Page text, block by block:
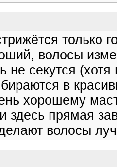
только
волосы
не секутся
в
хорошему
здесь прямая
волосы